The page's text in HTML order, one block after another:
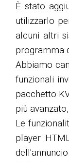
È stato
utilizzarlo
alcuni altri
programma
Abbiamo
funzionali
pacchetto
più
Le
player